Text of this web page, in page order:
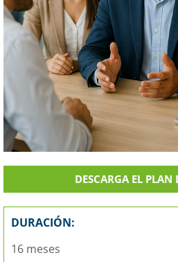
DESCARGA EL PLAN
DURACIÓN:
16 meses